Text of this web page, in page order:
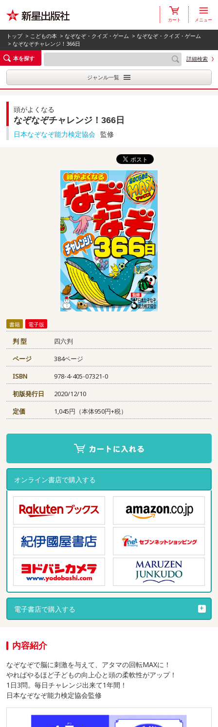
カート メニュー
トップ > こどもの本 >なぞなぞ・クイズ・ゲーム >なぞなぞ・クイズ・ゲーム
> なぞなぞチャレンジ！366日
本を探す
詳細検索
ジャンル一覧
頭がよくなる
なぞなぞチャレンジ！366日
日本なぞなぞ能力検定協会 監修
書籍 電子版
判 型
四六判
ページ
384ページ
ISBN
978-4-405-07321-0
初版発行日
2020/12/10
定価
1,045円（本体950円+税）
オンライン書店で購入する
電子書店で購入する
内容紹介
なぞなぞで脳に刺激を与えて、アタマの回転MAXに！
やればやるほど子どもの向上心と頭の柔軟性がアップ！
1日3問。毎日チャレンジ出来て1年間！
日本なぞなぞ能力検定協会監修